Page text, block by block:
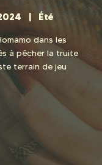
| Été
dans les
à pêcher la truite
terrain de jeu